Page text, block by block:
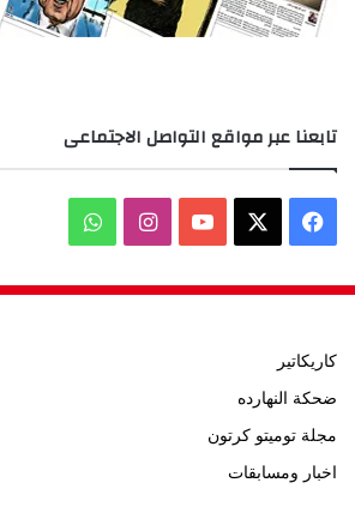
تابعنا عبر مواقع التواصل الاجتماعى
فيسبوك ‫YouTubeانستقرامواتساب
كاريكاتير
ضحكة النهارده
مجلة توميتو كرتون
اخبار ومسابقات